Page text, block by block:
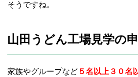
そうですね。
山田うどん工場見学の
家族やグループなど ５名以上３０名